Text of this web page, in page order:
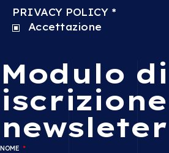
PRIVACY POLICY *
Accettazione
Modulo di
newsleter
NOME